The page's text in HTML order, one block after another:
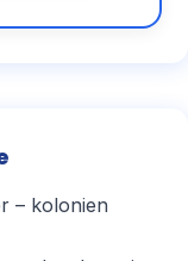
– kolonien